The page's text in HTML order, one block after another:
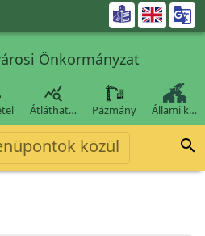

Önkormányzat

Átláthat… Pázmány Állami k…
közül 